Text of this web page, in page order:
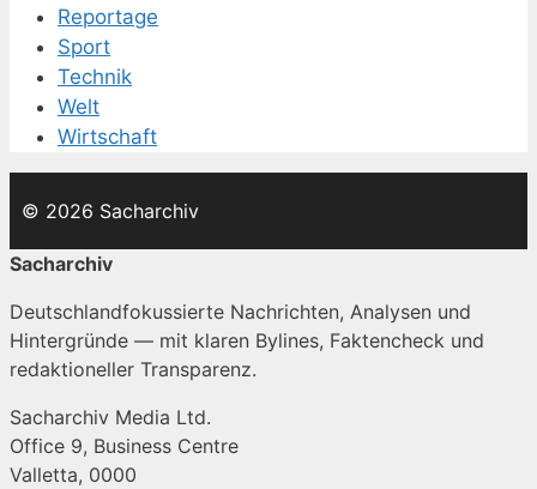
Reportage
Sport
Technik
Welt
Wirtschaft
© 2026 Sacharchiv
Sacharchiv
Deutschlandfokussierte Nachrichten, Analysen und
Hintergründe — mit klaren Bylines, Faktencheck und
redaktioneller Transparenz.
Sacharchiv Media Ltd.
Office 9, Business Centre
Valletta, 0000